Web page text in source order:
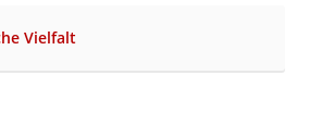
Vielfalt